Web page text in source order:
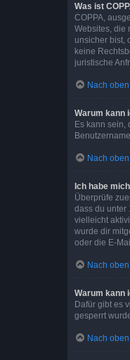
Was ist
COPPA,
Websites, die
unsicher bist,
keine
juristische
Nach oben
Warum kann
Es kann sein,
Nach oben
Ich habe
Überprüfe
dass du unter
vielleicht
wurde dir
oder die E-
Nach oben
Warum kann
Dafür gibt es
gesperrt
Nach oben